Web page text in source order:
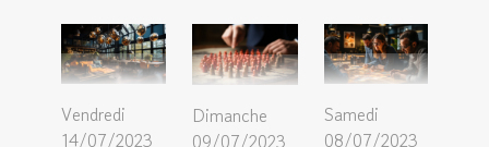
Vendredi
14/07/2023
Dimanche
09/07/2023
Samedi
08/07/2023